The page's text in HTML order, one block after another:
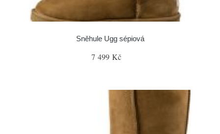
Sněhule Ugg sépiová
7 499 Kč